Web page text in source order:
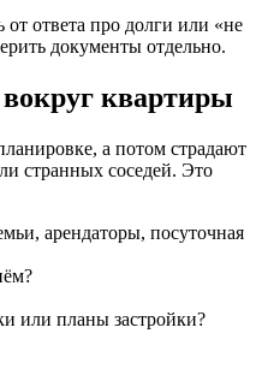
от ответа про долги или «не
документы отдельно.
квартиры
а потом страдают
странных соседей. Это
арендаторы, посуточная
или планы застройки?